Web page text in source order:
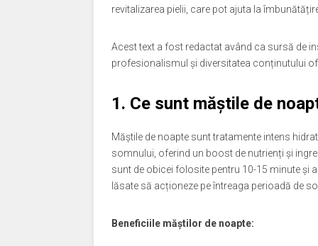
revitalizarea pielii, care pot ajuta la
Acest text a fost redactat având ca sursă de
profesionalismul și diversitatea conținutului
1. Ce sunt măștile de
Măștile de noapte sunt tratamente intens
somnului, oferind un boost de nutrienți și
sunt de obicei folosite pentru 10-15 minute și
lăsate să acționeze pe întreaga perioadă de
Beneficiile măștilor de noapte: